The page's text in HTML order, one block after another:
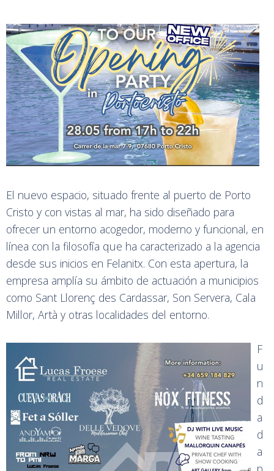
El nuevo espacio, situado frente al puerto de Porto
Cristo y con vistas al mar, ha sido diseñado para
ofrecer un entorno acogedor, moderno y funcional, en
línea con la filosofía que ha caracterizado a la agencia
desde sus inicios en Felanitx. Con esta apertura, la
empresa amplía su ámbito de actuación a municipios
como Sant Llorenç des Cardassar, Son Servera, Cala
Millor, Artà y otras localidades del entorno.
F
u
n
d
a
d
a